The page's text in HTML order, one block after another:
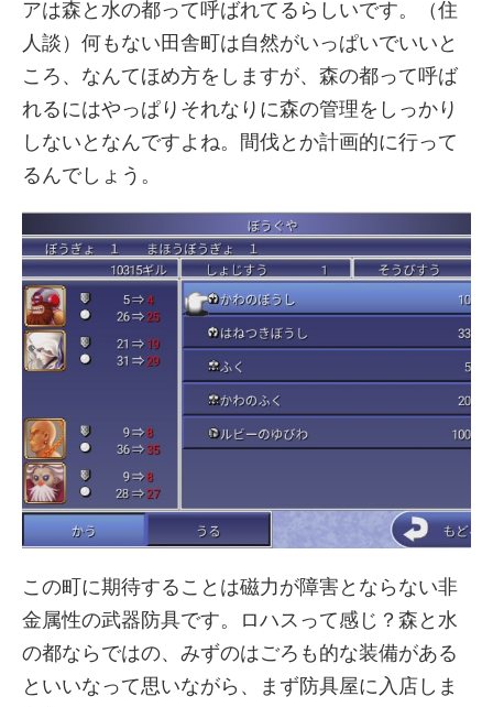
アは森と水の都って呼ばれてるらしいです。（住
人談）何もない田舎町は自然がいっぱいでいいと
ころ、なんてほめ方をしますが、森の都って呼ば
れるにはやっぱりそれなりに森の管理をしっかり
しないとなんですよね。間伐とか計画的に行って
るんでしょう。
この町に期待することは磁力が障害とならない非
金属性の武器防具です。ロハスって感じ？森と水
の都ならではの、みずのはごろも的な装備がある
といいなって思いながら、まず防具屋に入店しま